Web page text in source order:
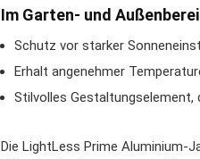
Im Garten- und
Schutz vor starker
Erhalt angenehmer
Stilvolles
Die LightLess Prime Aluminium-